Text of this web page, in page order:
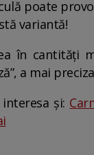
poate
variantă!
în cantități
a mai
și: